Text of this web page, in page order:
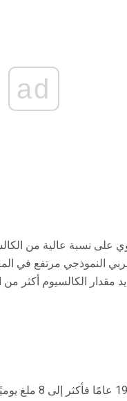
ad
على نسبة عالية من
النموذجي مرتفع في
الكالسيوم أكثر